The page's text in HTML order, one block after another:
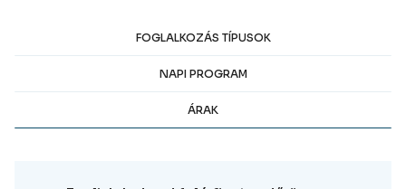
FOGLALKOZÁS TÍPUSOK
NAPI PROGRAM
ÁRAK